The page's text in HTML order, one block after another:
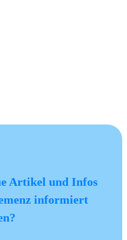
Artikel und Infos
informiert